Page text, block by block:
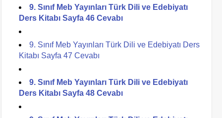
9. Sınıf Meb Yayınları Türk Dili ve Edebiyatı
Ders Kitabı Sayfa 46 Cevabı
9. Sınıf Meb Yayınları Türk Dili ve Edebiyatı Ders
Kitabı Sayfa 47 Cevabı
9. Sınıf Meb Yayınları Türk Dili ve Edebiyatı
Ders Kitabı Sayfa 48 Cevabı